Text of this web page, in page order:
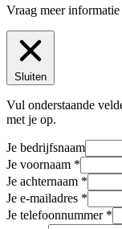
Vraag meer
Sluiten
Vul onderstaande
met je op.
Je bedrijfsnaam
Je voornaam
Je achternaam
Je e-mailadres
Je telefoonnummer